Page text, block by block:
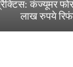
कंज्यूमर
लाख रुपये